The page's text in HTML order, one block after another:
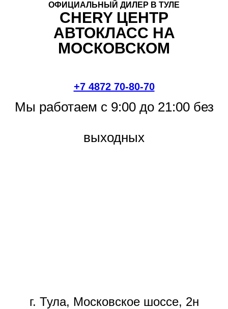
ОФИЦИАЛЬНЫЙ ДИЛЕР В ТУЛЕ
CHERY ЦЕНТР
АВТОКЛАСС НА
МОСКОВСКОМ
+7 4872 70-80-70
Мы работаем с 9:00 до 21:00 без
выходных
г. Тула, Московское шоссе, 2н